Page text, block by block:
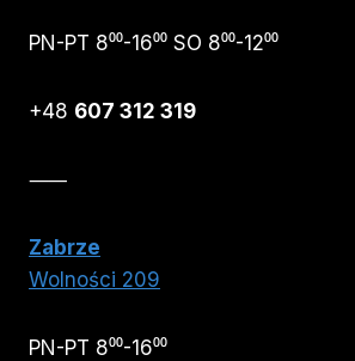
PN-PT 8⁰⁰-16⁰⁰ SO 8⁰⁰-12⁰⁰
+48 607 312 319
⸺
Zabrze
Wolności 209
PN-PT 8⁰⁰-16⁰⁰